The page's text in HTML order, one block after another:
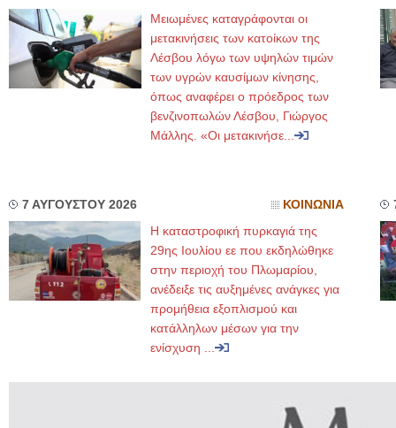
Μειωμένες καταγράφονται οι
μετακινήσεις των κατοίκων της
Λέσβου λόγω των υψηλών τιμών
των υγρών καυσίμων κίνησης,
όπως αναφέρει ο πρόεδρος των
βενζινοπωλών Λέσβου, Γιώργος
Μάλλης. «Οι μετακινήσε...
7 ΑΥΓΟΥΣΤΟΥ 2026 ΚΟΙΝΩΝΙΑ
Η καταστροφική πυρκαγιά της
29ης Ιουλίου εε που εκδηλώθηκε
στην περιοχή του Πλωμαρίου,
ανέδειξε τις αυξημένες ανάγκες για
προμήθεια εξοπλισμού και
κατάλληλων μέσων για την
ενίσχυση ...